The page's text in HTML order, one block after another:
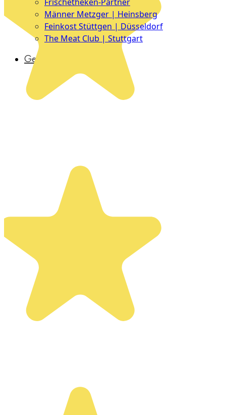
Männer Metzger | Heinsberg
Feinkost Stüttgen | Düsseldorf
The Meat Club | Stuttgart
Geschäftskunden